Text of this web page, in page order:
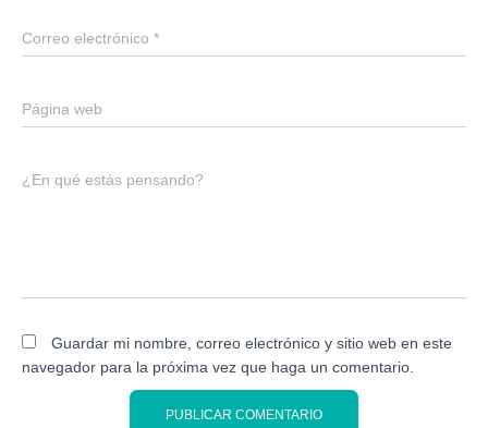
Correo electrónico *
Página web
¿En qué estás pensando?
Guardar mi nombre, correo electrónico y sitio web en este
navegador para la próxima vez que haga un comentario.